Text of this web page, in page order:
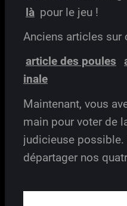
là pour le jeu !
Anciens articles sur
article des poules
inale
Maintenant, vous
main pour voter de
judicieuse possible.
départager nos